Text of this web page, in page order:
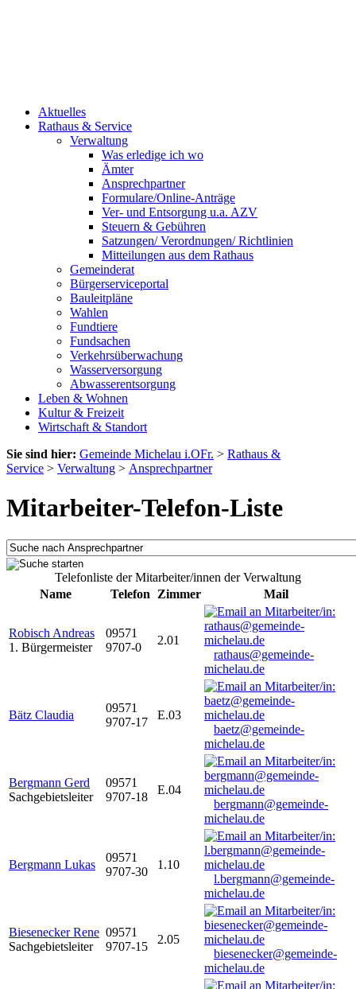
Aktuelles
Rathaus & Service
Verwaltung
Was erledige ich wo
Ämter
Ansprechpartner
Formulare/Online-Anträge
Ver- und Entsorgung u.a. AZV
Steuern & Gebühren
Satzungen/ Verordnungen/ Richtlinien
Mitteilungen aus dem Rathaus
Gemeinderat
Bürgerserviceportal
Bauleitpläne
Wahlen
Fundtiere
Fundsachen
Verkehrsüberwachung
Wasserversorgung
Abwasserentsorgung
Leben & Wohnen
Kultur & Freizeit
Wirtschaft & Standort
Sie sind hier: Gemeinde Michelau i.OFr. > Rathaus &
Service > Verwaltung > Ansprechpartner
Mitarbeiter-Telefon-Liste
Telefonliste der Mitarbeiter/innen der Verwaltung
Name
Telefon Zimmer Mail
Robisch Andreas
1. Bürgermeister
09571
9707-0
2.01
rathaus@gemeinde-
michelau.de
Bätz Claudia
09571
9707-17
E.03
baetz@gemeinde-
michelau.de
Bergmann Gerd
Sachgebietsleiter
09571
9707-18
E.04
bergmann@gemeinde-
michelau.de
Bergmann Lukas
09571
9707-30
1.10
l.bergmann@gemeinde-
michelau.de
Biesenecker Rene
Sachgebietsleiter
09571
9707-15
2.05
biesenecker@gemeinde-
michelau.de